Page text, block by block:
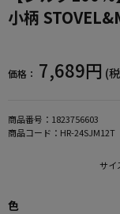
小柄
価格： 7,689円 (
商品番号： 1823756603
商品コード： HR-24SJM12T
サイ
色